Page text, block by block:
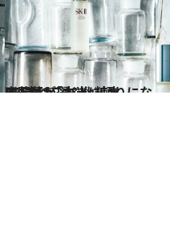
2017.3.7
齋藤薫が選ぶ化粧水BEST12「本当に頼りになる1本はこれ！」
ビューティ＆ヘルス